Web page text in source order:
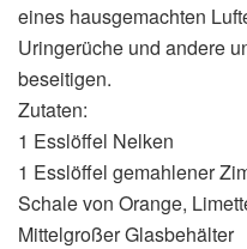
eines hausgemachten
Uringerüche und andere
beseitigen.
Zutaten:
1 Esslöffel Nelken
1 Esslöffel gemahlener
Schale von Orange,
Mittelgroßer Glasbehälter